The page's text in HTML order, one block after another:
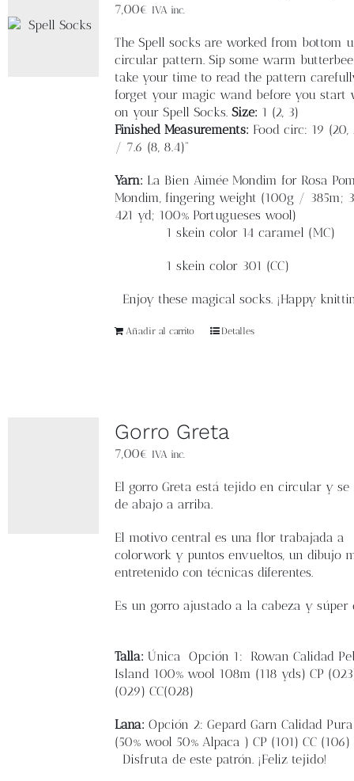
7,00€ IVA inc.
The Spell socks are worked from bottom
circular pattern. Sip some warm
take your time to read the pattern
forget your magic wand before you start
on your Spell Socks. Size: 1 (2, 3)
Finished Measurements: Food circ: 19 (20,
/ 7.6 (8, 8.4)”
Yarn: La Bien Aimée Mondim for Rosa
Mondim, fingering weight (100g / 385m;
421 yd; 100% Portugueses wool)
1 skein color 14 caramel (MC)
1 skein color 301 (CC)
Enjoy these magical socks. ¡Happy
Añadir al carrito Detalles
Gorro Greta
7,00€ IVA inc.
El gorro Greta está tejido en circular y se
de abajo a arriba.
El motivo central es una flor trabajada a
colorwork y puntos envueltos, un dibujo
entretenido con técnicas diferentes.
Es un gorro ajustado a la cabeza y súper
Talla: Única Opción 1: Rowan Calidad
Island 100% wool 108m (118 yds) CP
(029) CC(028)
Lana: Opción 2: Gepard Garn Calidad
(50% wool 50% Alpaca ) CP (101) CC (106)
Disfruta de este patrón. ¡Feliz tejido!